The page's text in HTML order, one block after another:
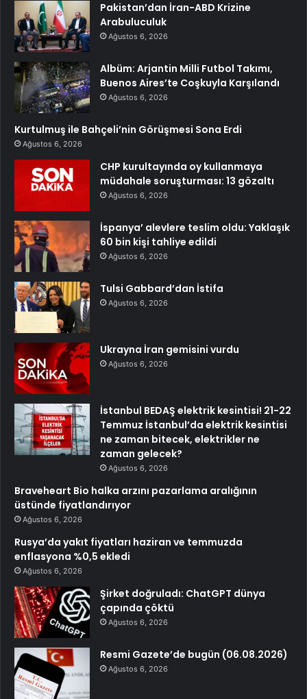
Pakistan’dan İran-ABD Krizine
Arabuluculuk
Ağustos 6, 2026
Albüm: Arjantin Milli Futbol Takımı,
Buenos Aires’te Coşkuyla Karşılandı
Ağustos 6, 2026
Kurtulmuş ile Bahçeli’nin Görüşmesi Sona Erdi
Ağustos 6, 2026
CHP kurultayında oy kullanmaya
müdahale soruşturması: 13 gözaltı
Ağustos 6, 2026
İspanya’ alevlere teslim oldu: Yaklaşık
60 bin kişi tahliye edildi
Ağustos 6, 2026
Tulsi Gabbard’dan İstifa
Ağustos 6, 2026
Ukrayna İran gemisini vurdu
Ağustos 6, 2026
İstanbul BEDAŞ elektrik kesintisi! 21-22
Temmuz İstanbul’da elektrik kesintisi
ne zaman bitecek, elektrikler ne
zaman gelecek?
Ağustos 6, 2026
Braveheart Bio halka arzını pazarlama aralığının
üstünde fiyatlandırıyor
Ağustos 6, 2026
Rusya’da yakıt fiyatları haziran ve temmuzda
enflasyona %0,5 ekledi
Ağustos 6, 2026
Şirket doğruladı: ChatGPT dünya
çapında çöktü
Ağustos 6, 2026
Resmi Gazete’de bugün (06.08.2026)
Ağustos 6, 2026